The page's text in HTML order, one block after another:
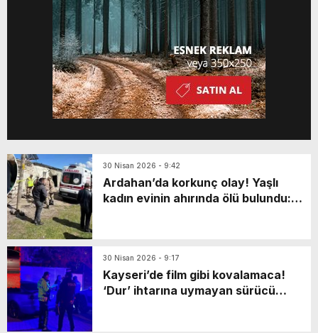
30 Nisan 2026 - 9:42
Ardahan’da korkunç olay! Yaşlı
kadın evinin ahırında ölü bulundu:
30 Nisan 2026 - 9:17
Kayseri’de film gibi kovalamaca!
‘Dur’ ihtarına uymayan sürücü